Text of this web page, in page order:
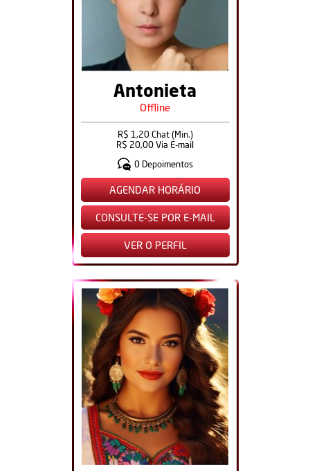
Antonieta
Offline
R$ 1,20 Chat (Min.)
R$ 20,00 Via E-mail
0 Depoimentos
AGENDAR HORÁRIO
CONSULTE-SE POR E-MAIL
VER O PERFIL